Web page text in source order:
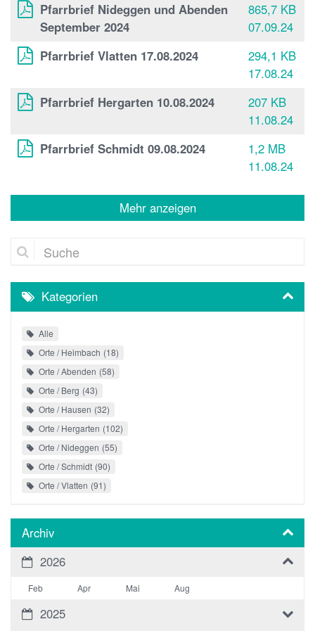
Pfarrbrief Nideggen und Abenden
September 2024
865,7 KB
07.09.24
Pfarrbrief Vlatten 17.08.2024
294,1 KB
17.08.24
Pfarrbrief Hergarten 10.08.2024
207 KB
11.08.24
Pfarrbrief Schmidt 09.08.2024
1,2 MB
11.08.24
Mehr anzeigen
Suche
Kategorien
Alle
Orte / Heimbach 18
Orte / Abenden 58
Orte / Berg 43
Orte / Hausen 32
Orte / Hergarten 102
Orte / Nideggen 55
Orte / Schmidt 90
Orte / Vlatten 91
Archiv
2026
Feb Apr Mai Aug
2025